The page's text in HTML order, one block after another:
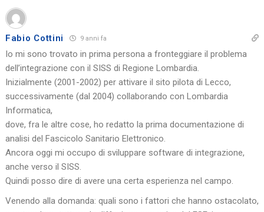
Fabio Cottini 9 anni fa
Io mi sono trovato in prima persona a fronteggiare il problema
dell’integrazione con il SISS di Regione Lombardia.
Inizialmente (2001-2002) per attivare il sito pilota di Lecco,
successivamente (dal 2004) collaborando con Lombardia
Informatica,
dove, fra le altre cose, ho redatto la prima documentazione di
analisi del Fascicolo Sanitario Elettronico.
Ancora oggi mi occupo di sviluppare software di integrazione,
anche verso il SISS.
Quindi posso dire di avere una certa esperienza nel campo.
Venendo alla domanda: quali sono i fattori che hanno ostacolato,